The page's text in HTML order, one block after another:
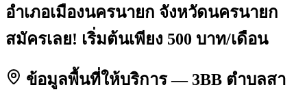
อำเภอเมืองนครนายก จังหวัดนครนายก
สมัครเลย! เริ่มต้นเพียง 500 บาท/เดือน
ข้อมูลพื้นที่ให้บริการ — 3BB ตำบลสา